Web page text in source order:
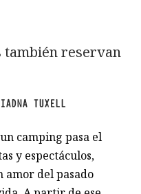
también reservan
TUXELL
camping pasa el
y espectáculos,
amor del pasado